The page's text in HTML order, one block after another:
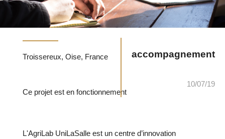
10/07/19
accompagnement
Troissereux, Oise, France
Ce projet est en fonctionnement
L'AgriLab UniLaSalle est un centre d’innovation